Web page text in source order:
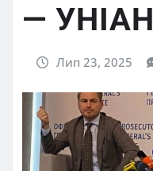
— УНІАН
Лип 23, 2025